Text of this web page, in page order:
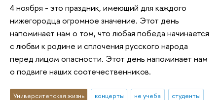
4 ноября - это праздник, имеющий для каждого
нижегородца огромное значение. Этот день
напоминает нам о том, что любая победа начинается
с любви к родине и сплочения русского народа
перед лицом опасности. Этот день напоминает нам
о подвиге наших соотечественников.
Университетская жизнь концерты не учеба
студенты